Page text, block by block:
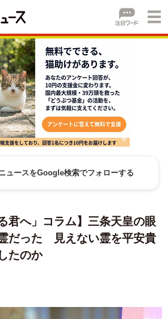
ュースをGoogle検索でフォローする
君へ」コラム】三条天皇の眼
だった 見えない霊を平安貴
たのか